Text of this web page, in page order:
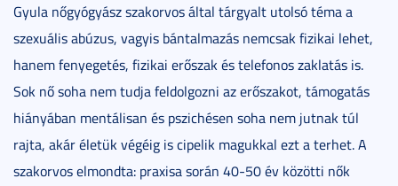
Gyula nőgyógyász szakorvos által tárgyalt utolsó téma a
szexuális abúzus, vagyis bántalmazás nemcsak fizikai lehet,
hanem fenyegetés, fizikai erőszak és telefonos zaklatás is.
Sok nő soha nem tudja feldolgozni az erőszakot, támogatás
hiányában mentálisan és pszichésen soha nem jutnak túl
rajta, akár életük végéig is cipelik magukkal ezt a terhet. A
szakorvos elmondta: praxisa során 40-50 év közötti nők